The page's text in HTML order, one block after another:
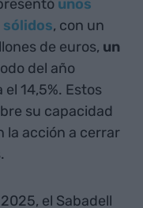
unos
, con un
de euros, un
del año
14,5%. Estos
su capacidad
la acción a cerrar
el Sabadell